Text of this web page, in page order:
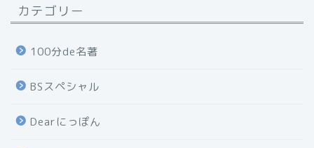
カテゴリー
100分de名著
BSスペシャル
Dearにっぽん